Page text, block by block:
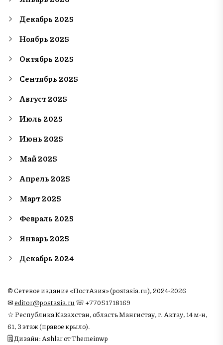
Декабрь 2025
Ноябрь 2025
Октябрь 2025
Сентябрь 2025
Август 2025
Июль 2025
Июнь 2025
Май 2025
Апрель 2025
Март 2025
Февраль 2025
Январь 2025
Декабрь 2024
© Сетевое издание «ПостАзия» (postasia.ru), 2024-2026
✉︎editor@postasia.ru ☏ +77051718169
☆ Республика Казахстан, область Мангистау, г. Актау, 14 м-н,
61, 3 этаж (правое крыло).
🗒 Дизайн: Ashlar от Themeinwp